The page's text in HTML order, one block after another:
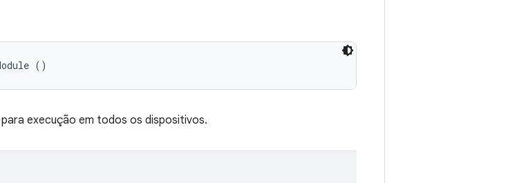
()
execução em todos os dispositivos.